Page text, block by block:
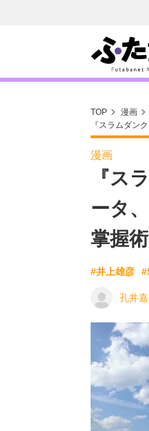
TOP
漫画
『スラムダン
漫画
『ス
ータ
掌握
#井上雄彦
孔井